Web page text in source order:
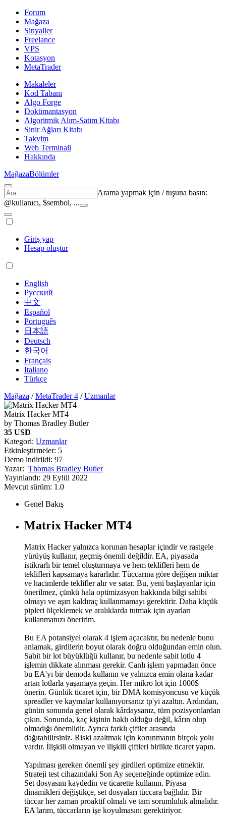
Forum
Mağaza
Sinyaller
Freelance
VPS
Kotasyon
MetaTrader
Makaleler
Kod Tabanı
Algo Forge
Dokümantasyon
Algoritmik Alım-Satım Kitabı
Sinir Ağları Kitabı
Takvim
Web Terminali
Hakkında
MağazaBölümler
Arama yapmak için /tuşuna basın:
@kullanıcı, $sembol, ...
Giriş yap
Hesap oluştur
English
Русский
中文
Español
Português
日本語
Deutsch
한국어
Français
Italiano
Türkçe
Mağaza /MetaTrader 4 /Uzmanlar
Matrix Hacker MT4
by Thomas Bradley Butler
35 USD
Kategori: Uzmanlar
Etkinleştirmeler: 5
Demo indirildi: 97
Yazar: Thomas Bradley Butler
Yayınlandı: 29 Eylül 2022
Mevcut sürüm: 1.0
Genel Bakış
Matrix Hacker MT4
Matrix Hacker yalnızca korunan hesaplar içindir ve rastgele
yürüyüş kullanır, geçmiş önemli değildir. EA, piyasada
istikrarlı bir temel oluşturmaya ve hem teklifleri hem de
teklifleri kapsamaya kararlıdır. Tüccarına göre değişen miktar
ve hacimlerde teklifler alır ve satar. Bu, yeni başlayanlar için
önerilmez, çünkü hala optimizasyon hakkında bilgi sahibi
olmayı ve aşırı kaldıraç kullanmamayı gerektirir. Daha küçük
pipleri ölçeklemek ve aralıklarda tutmak için ayarları
kullanmanızı öneririm.
Bu EA potansiyel olarak 4 işlem açacaktır, bu nedenle bunu
anlamak, girdilerin boyut olarak doğru olduğundan emin olun.
Sabit bir lot büyüklüğü kullanır, bu nedenle sabit lotlu 4
işlemin dikkate alınması gerekir. Canlı işlem yapmadan önce
bu EA'yı bir demoda kullanın ve yalnızca emin olana kadar
artan lotlarla yaşamaya geçin. Her mikro lot için 1000$
önerin. Günlük ticaret için, bir DMA komisyoncusu ve küçük
spreadler ve kaymalar kullanıyorsanız tp'yi azaltın. Ardından,
günün sonunda genel olarak kârdaysanız, tüm pozisyonlardan
çıkın. Sonunda, kaç kişinin haklı olduğu değil, kârın olup
olmadığı önemlidir. Ayrıca farklı çiftler arasında
dağıtabilirsiniz. Riski azaltmak için korunmanın birçok yolu
vardır. İlişkili olmayan ve ilişkili çiftleri birlikte ticaret yapın.
Yapılması gereken önemli şey girdileri optimize etmektir.
Strateji test cihazındaki Son Ay seçeneğinde optimize edin.
Set dosyasını kaydedin ve ticarette kullanın. Piyasa
dinamikleri değiştikçe, set dosyaları tüccara bağlıdır. Bir
tüccar her zaman proaktif olmalı ve tam sorumluluk almalıdır.
EA'larım, tüccarların işe koyulmasını gerektiriyor.